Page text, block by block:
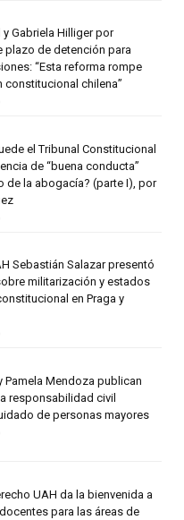
y Gabriela Hilliger por
plazo de detención para
“Esta reforma rompe
constitucional chilena”
el Tribunal Constitucional
de “buena conducta”
de la abogacía? (parte I), por
Sebastián Salazar presentó
militarización y estados
en Praga y
Pamela Mendoza publican
responsabilidad civil
de personas mayores
UAH da la bienvenida a
para las áreas de